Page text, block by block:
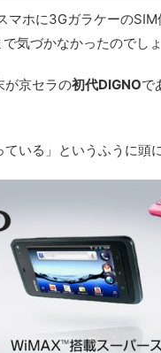
ホに3Gガラケーの
気づかなかったのでし
が京セラの初代DIGNOで
いる」というふうに頭